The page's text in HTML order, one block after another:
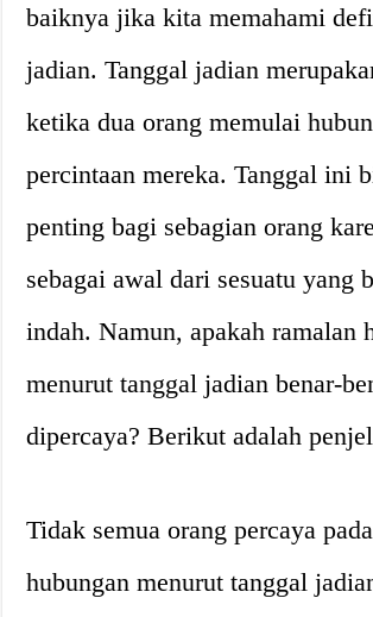
baiknya jika kita memahami
jadian. Tanggal jadian
ketika dua orang memulai
percintaan mereka. Tanggal ini
penting bagi sebagian orang
sebagai awal dari sesuatu yang
indah. Namun, apakah ramalan
menurut tanggal jadian benar-
dipercaya? Berikut adalah
Tidak semua orang percaya
hubungan menurut tanggal